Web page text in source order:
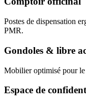
Postes de dispensation
PMR.
Gondoles & libre
Mobilier optimisé pour
Espace de